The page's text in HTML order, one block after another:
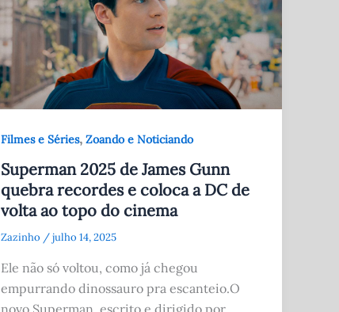
Filmes e Séries,Zoando e Noticiando
Superman 2025 de James Gunn
quebra recordes e coloca a DC de
volta ao topo do cinema
Zazinho /julho 14, 2025
Ele não só voltou, como já chegou
empurrando dinossauro pra escanteio.O
novo Superman, escrito e dirigido por